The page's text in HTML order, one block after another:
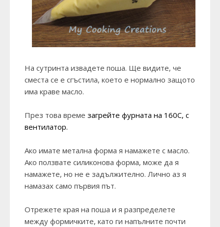
На сутринта извадете поша. Ще видите, че
сместа се е сгъстила, което е нормално защото
има краве масло.
През това време загрейте фурната на 160С, с
вентилатор.
Ако имате метална форма я намажете с масло.
Ако ползвате силиконова форма, може да я
намажете, но не е задължително. Лично аз я
намазах само първия път.
Отрежете края на поша и я разпределете
между формичките, като ги напълните почти